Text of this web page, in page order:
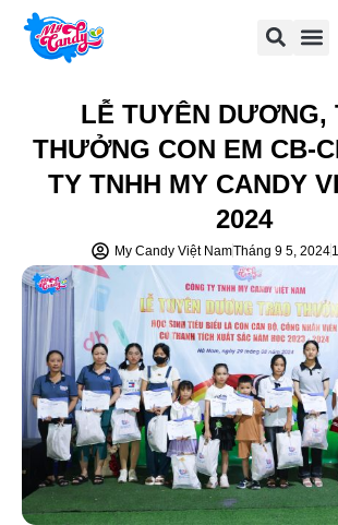
LỄ TUYÊN DƯƠNG,
THƯỞNG CON EM CB-
TY TNHH MY CANDY
2024
My Candy Việt NamTháng 9 5, 2024